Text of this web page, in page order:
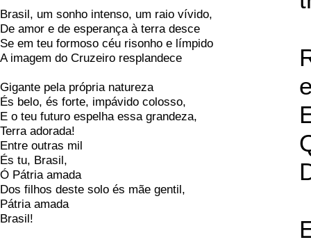
Brasil, um sonho intenso, um raio vívido,
De amor e de esperança à terra desce
Se em teu formoso céu risonho e límpido
A imagem do Cruzeiro resplandece
Gigante pela própria natureza
És belo, és forte, impávido colosso,
E o teu futuro espelha essa grandeza,
Terra adorada!
Entre outras mil
És tu, Brasil,
Ó Pátria amada
Dos filhos deste solo és mãe gentil,
Pátria amada
Brasil!